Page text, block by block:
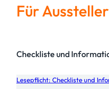
Für Aussteller
Checkliste und
Lesepflicht: Checkliste und